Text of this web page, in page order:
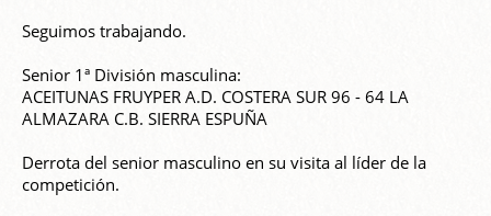
Seguimos trabajando.
Senior 1ª División masculina:
ACEITUNAS FRUYPER A.D. COSTERA SUR 96 - 64 LA
ALMAZARA C.B. SIERRA ESPUÑA
Derrota del senior masculino en su visita al líder de la
competición.